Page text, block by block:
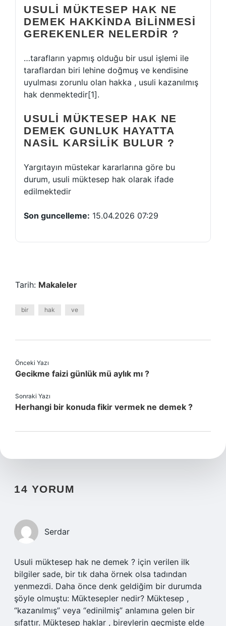
USULI MÜKTESEP HAK NE
DEMEK HAKKINDA BILINMESI
GEREKENLER NELERDIR ?
…tarafların yapmış olduğu bir usul işlemi ile
taraflardan biri lehine doğmuş ve kendisine
uyulması zorunlu olan hakka , usuli kazanılmış
hak denmektedir[1].
USULI MÜKTESEP HAK NE
DEMEK GUNLUK HAYATTA
NASIL KARSILIK BULUR ?
Yargıtayın müstekar kararlarına göre bu
durum, usuli müktesep hak olarak ifade
edilmektedir
Son guncelleme: 15.04.2026 07:29
Tarih: Makaleler
bir hak ve
Önceki Yazı
Gecikme faizi günlük mü aylık mı ?
Sonraki Yazı
Herhangi bir konuda fikir vermek ne demek ?
14 YORUM
Serdar
Usuli müktesep hak ne demek ? için verilen ilk
bilgiler sade, bir tık daha örnek olsa tadından
yenmezdi. Daha önce denk geldiğim bir durumda
şöyle olmuştu: Müktesepler nedir? Müktesep ,
“kazanılmış” veya “edinilmiş” anlamına gelen bir
sıfattır. Müktesep haklar , bireylerin geçmişte elde